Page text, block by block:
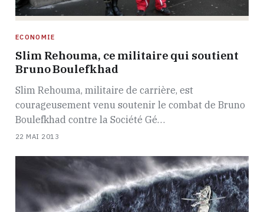
ECONOMIE
Slim Rehouma, ce militaire qui soutient
Bruno Boulefkhad
Slim Rehouma, militaire de carrière, est
courageusement venu soutenir le combat de Bruno
Boulefkhad contre la Société Gé…
22 MAI 2013